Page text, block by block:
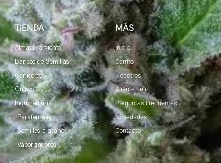
TIENDA
Almacenamiento
Bancos de Semillas
Ceniceros
Cultivo
Indumentaria
Parafernalia
Semillas a granel
Vaporizadores
MÁS
Inicio
Carrito
Nosotros
Cliente Feliz
Preguntas Frecuentes
Novedades
Contacto